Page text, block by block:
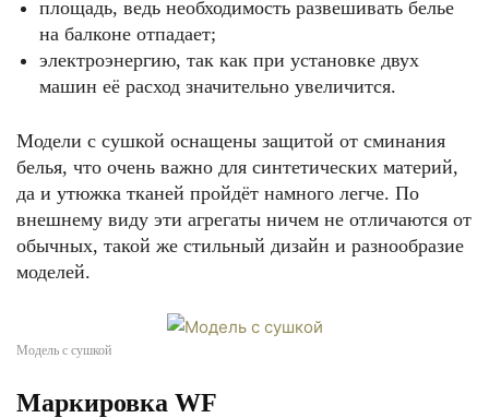
площадь, ведь необходимость развешивать белье
на балконе отпадает;
электроэнергию, так как при установке двух
машин её расход значительно увеличится.
Модели с сушкой оснащены защитой от сминания
белья, что очень важно для синтетических материй,
да и утюжка тканей пройдёт намного легче. По
внешнему виду эти агрегаты ничем не отличаются от
обычных, такой же стильный дизайн и разнообразие
моделей.
Модель с сушкой
Маркировка WF